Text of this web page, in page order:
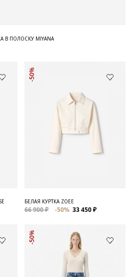
В ПОЛОСКУ MIYANA
-50%
БЕЛАЯ КУРТКА ZOEE
66 900 ₽ -50% 33 450 ₽
-50%